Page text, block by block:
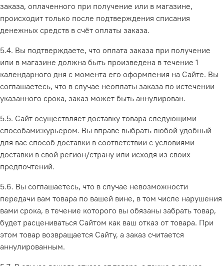
заказа, оплаченного при получение или в магазине,
происходит только после подтверждения списания
денежных средств в счёт оплаты заказа.
5.4. Вы подтверждаете, что оплата заказа при получение
или в магазине должна быть произведена в течение 1
календарного дня с момента его оформления на Сайте. Вы
соглашаетесь, что в случае неоплаты заказа по истечении
указанного срока, заказ может быть аннулирован.
5.5. Сайт осуществляет доставку товара следующими
способами:курьером. Вы вправе выбрать любой удобный
для вас способ доставки в соответствии с условиями
доставки в свой регион/страну или исходя из своих
предпочтений.
5.6. Вы соглашаетесь, что в случае невозможности
передачи вам товара по вашей вине, в том числе нарушения
вами срока, в течение которого вы обязаны забрать товар,
будет расцениваться Сайтом как ваш отказ от товара. При
этом товар возвращается Сайту, а заказ считается
аннулированным.